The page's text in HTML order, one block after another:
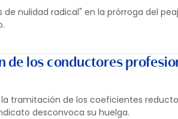
nulidad radical" en la prórroga del
de los conductores
tramitación de los coeficientes
desconvoca su huelga.